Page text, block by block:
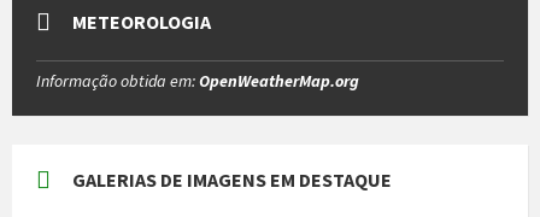
METEOROLOGIA
Informação obtida em:OpenWeatherMap.org
GALERIAS DE IMAGENS EM DESTAQUE